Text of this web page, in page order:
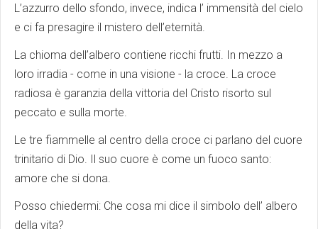
L’azzurro dello sfondo, invece, indica l’ immensità del cielo
e ci fa presagire il mistero dell’eternità.
La chioma dell’albero contiene ricchi frutti. In mezzo a
loro irradia - come in una visione - la croce. La croce
radiosa è garanzia della vittoria del Cristo risorto sul
peccato e sulla morte.
Le tre fiammelle al centro della croce ci parlano del cuore
trinitario di Dio. Il suo cuore è come un fuoco santo:
amore che si dona.
Posso chiedermi: Che cosa mi dice il simbolo dell’ albero
della vita?